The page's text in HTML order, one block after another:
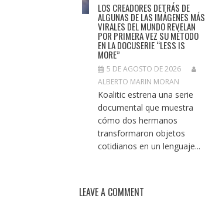
LOS CREADORES DETRÁS DE
ALGUNAS DE LAS IMÁGENES MÁS
VIRALES DEL MUNDO REVELAN
POR PRIMERA VEZ SU MÉTODO
EN LA DOCUSERIE “LESS IS
MORE”
5 DE AGOSTO DE 2026
ALBERTO MARIN MORAN
Koalitic estrena una serie
documental que muestra
cómo dos hermanos
transformaron objetos
cotidianos en un lenguaje...
LEAVE A COMMENT